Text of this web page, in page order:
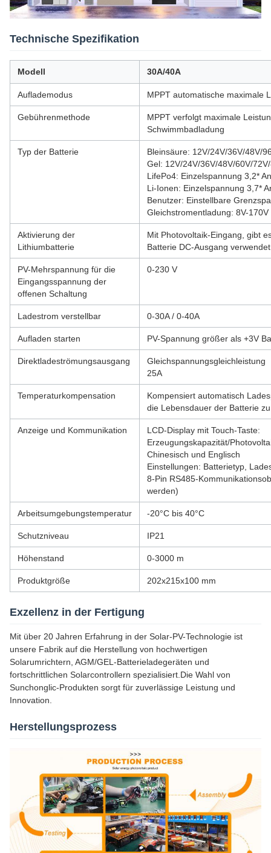
Technische Spezifikation
Modell 30A/40A
Auflademodus MPPT automatische maximale
Gebührenmethode
MPPT verfolgt maximale
Schwimmbadladung
Typ der Batterie
Bleinsäure: 12V/24V/36V/48V/
Gel: 12V/24V/36V/48V/60V/
LifePo4: Einzelspannung 3,2*
Li-Ionen: Einzelspannung 3,7*
Benutzer: Einstellbare
Gleichstromentladung: 8V-170V
Aktivierung der
Lithiumbatterie
Mit Photovoltaik-Eingang, gibt
Batterie DC-Ausgang
PV-Mehrspannung für die
Eingangsspannung der
offenen Schaltung
0-230 V
Ladestrom verstellbar 0-30A / 0-40A
Aufladen starten PV-Spannung größer als +3V
Direktladeströmungsausgang
Gleichspannungsgleichleistung
25A
Temperaturkompensation
Kompensiert automatisch
die Lebensdauer der Batterie
Anzeige und Kommunikation
LCD-Display mit Touch-Taste:
Erzeugungskapazität/
Chinesisch und Englisch
Einstellungen: Batterietyp,
8-Pin RS485-
werden)
Arbeitsumgebungstemperatur -20°C bis 40°C
Schutzniveau IP21
Höhenstand 0-3000 m
Produktgröße 202x215x100 mm
Exzellenz in der Fertigung
Mit über 20 Jahren Erfahrung in der Solar-PV-Technologie ist
unsere Fabrik auf die Herstellung von hochwertigen
Solarumrichtern, AGM/GEL-Batterieladegeräten und
fortschrittlichen Solarcontrollern spezialisiert.Die Wahl von
Sunchonglic-Produkten sorgt für zuverlässige Leistung und
Innovation.
Herstellungsprozess